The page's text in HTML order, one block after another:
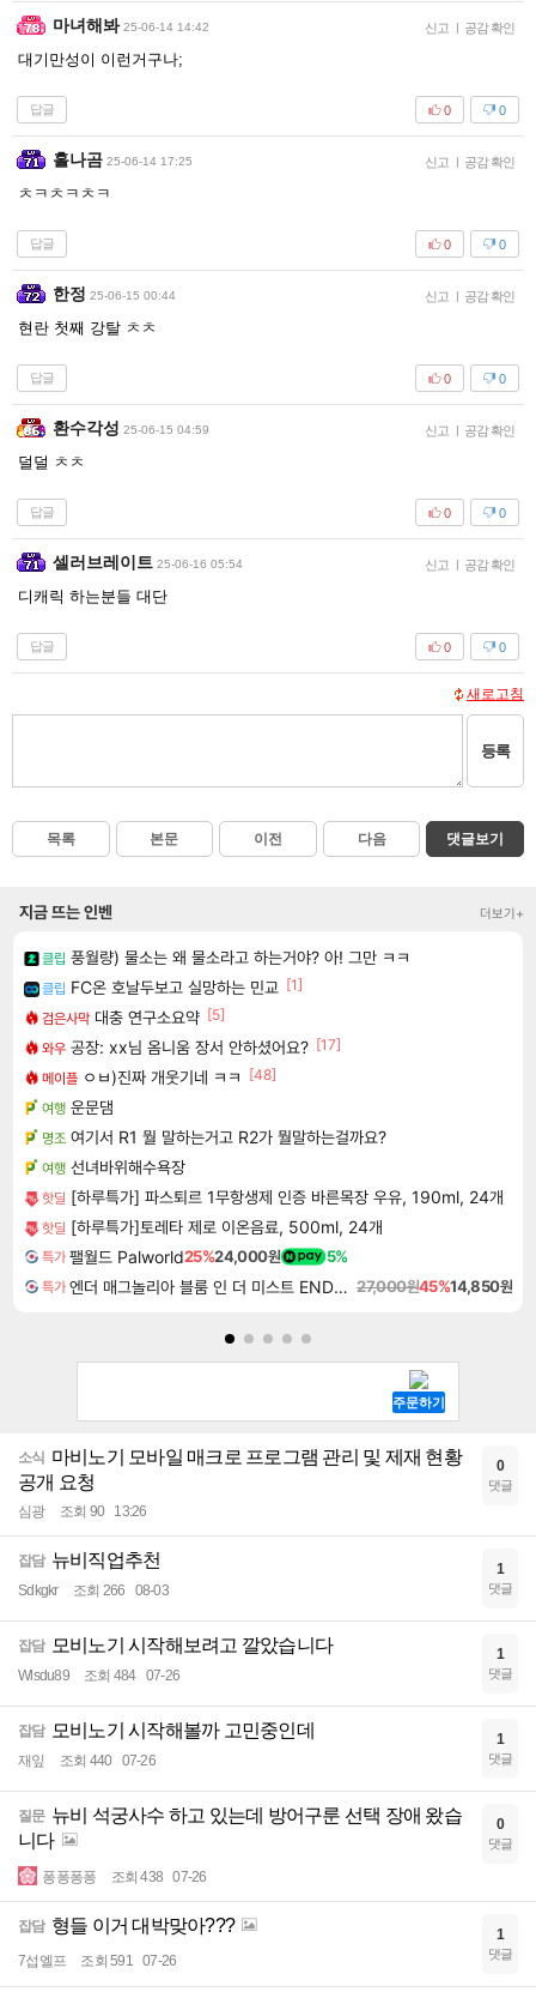
마녀해봐 25-06-14 14:42 신고 공감 확인
대기만성이 이런거구나;
답글 0
0
홀나곰 25-06-14 17:25 신고 공감 확인
ㅊㅋㅊㅋㅊㅋ
답글 0
0
한정 25-06-15 00:44 신고 공감 확인
현란 첫째 강탈 ㅊㅊ
답글 0
0
환수각성 25-06-15 04:59 신고 공감 확인
덜덜 ㅊㅊ
답글 0
0
셀러브레이트 25-06-16 05:54 신고 공감 확인
디캐릭 하는분들 대단
답글 0
0
새로고침
등록
목록 본문 이전 다음 댓글보기
지금 뜨는 인벤 더보기+
클립 풍월량) 물소는 왜 물소라고 하는거야? 아! 그만 ㅋㅋ
클립 FC온 호날두보고 실망하는 민교 [1]
검은사막 대충 연구소요약 [5]
와우 공장: xx님 옴니움 장서 안하셨어요? [17]
메이플 ㅇㅂ)진짜 개웃기네 ㅋㅋ
[48]
여행 운문댐
명조 여기서 R1 뭘 말하는거고 R2가 뭘말하는걸까요?
여행 선녀바위해수욕장
핫딜 [하루특가] 파스퇴르 1무항생제 인증 바른목장 우유, 190ml, 24개
핫딜 [하루특가]토레타 제로 이온음료, 500ml, 24개
특가 팰월드 Palworld25%24,000원 5%
특가 엔더 매그놀리아 블룸 인 더 미스트 ENDER MAGNOLIA Bloom in the Mist 27,000원45%14,850원
소식
마비노기 모바일 매크로 프로그램 관리 및 제재 현황
공개 요청
심광 조회 90 13:26
0
댓글
잡담 뉴비직업추천
Sdkgkr 조회 266 08-03
1
댓글
잡담 모비노기 시작해보려고 깔았습니다
Wlsdu89 조회 484 07-26
1
댓글
잡담 모비노기 시작해볼까 고민중인데
재잎 조회 440 07-26
1
댓글
질문 뉴비 석궁사수 하고 있는데 방어구룬 선택 장애 왔습
니다
퐁퐁퐁퐁 조회 438 07-26
0
댓글
잡담 형들 이거 대박맞아???
7섭엘프 조회 591 07-26
1
댓글